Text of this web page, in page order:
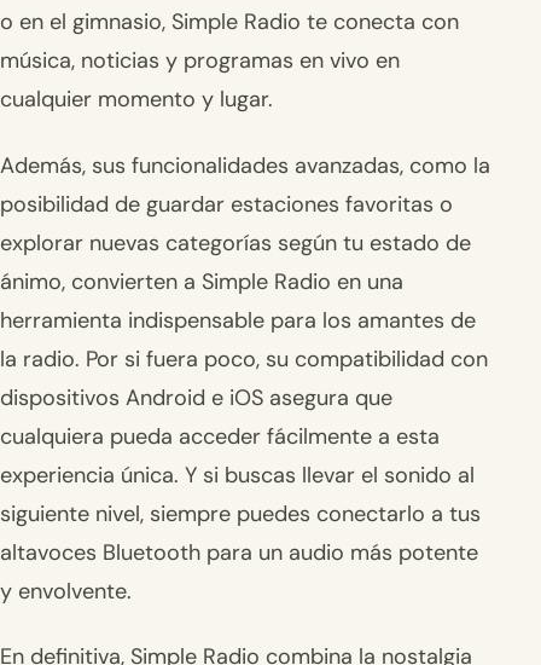
o en el gimnasio, Simple Radio te conecta con
música, noticias y programas en vivo en
cualquier momento y lugar.
Además, sus funcionalidades avanzadas, como la
posibilidad de guardar estaciones favoritas o
explorar nuevas categorías según tu estado de
ánimo, convierten a Simple Radio en una
herramienta indispensable para los amantes de
la radio. Por si fuera poco, su compatibilidad con
dispositivos Android e iOS asegura que
cualquiera pueda acceder fácilmente a esta
experiencia única. Y si buscas llevar el sonido al
siguiente nivel, siempre puedes conectarlo a tus
altavoces Bluetooth para un audio más potente
y envolvente.
En definitiva, Simple Radio combina la nostalgia